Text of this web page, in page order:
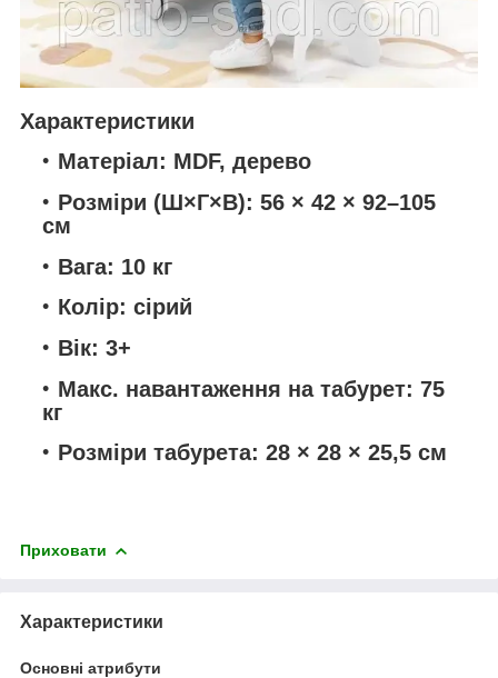
Характеристики
Матеріал: MDF, дерево
Розміри (Ш×Г×В): 56 × 42 × 92–105
см
Вага: 10 кг
Колір: сірий
Вік: 3+
Макс. навантаження на табурет: 75
кг
Розміри табурета: 28 × 28 × 25,5 см
Приховати
Характеристики
Основні атрибути